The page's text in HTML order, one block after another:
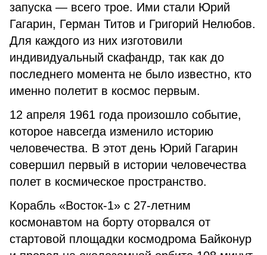
запуска — всего трое. Ими стали Юрий
Гагарин, Герман Титов и Григорий Нелюбов.
Для каждого из них изготовили
индивидуальный скафандр, так как до
последнего момента не было известно, кто
именно полетит в космос первым.
12 апреля 1961 года произошло событие,
которое навсегда изменило историю
человечества. В этот день Юрий Гагарин
совершил первый в истории человечества
полет в космическое пространство.
Корабль «Восток-1» с 27-летним
космонавтом на борту оторвался от
стартовой площадки космодрома Байконур